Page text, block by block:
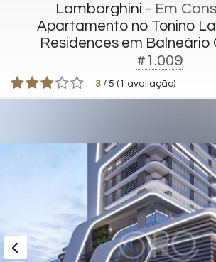
Lamborghini - Em
Apartamento no Tonino
Residences em Balneário
#1.009
3 / 5 ( 1 avaliação)